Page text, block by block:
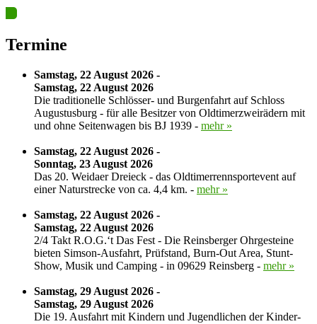
Termine
Samstag, 22 August 2026 -
Samstag, 22 August 2026
Die traditionelle Schlösser- und Burgenfahrt auf Schloss
Augustusburg - für alle Besitzer von Oldtimerzweirädern mit
und ohne Seitenwagen bis BJ 1939 - mehr »
Samstag, 22 August 2026 -
Sonntag, 23 August 2026
Das 20. Weidaer Dreieck - das Oldtimerrennsportevent auf
einer Naturstrecke von ca. 4,4 km. - mehr »
Samstag, 22 August 2026 -
Samstag, 22 August 2026
2/4 Takt R.O.G.‘t Das Fest - Die Reinsberger Ohrgesteine
bieten Simson-Ausfahrt, Prüfstand, Burn-Out Area, Stunt-
Show, Musik und Camping - in 09629 Reinsberg - mehr »
Samstag, 29 August 2026 -
Samstag, 29 August 2026
Die 19. Ausfahrt mit Kindern und Jugendlichen der Kinder-